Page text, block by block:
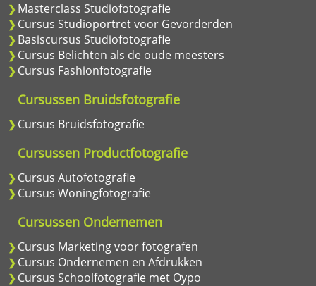
Masterclass Studiofotografie
Cursus Studioportret voor Gevorderden
Basiscursus Studiofotografie
Cursus Belichten als de oude meesters
Cursus Fashionfotografie
Cursussen Bruidsfotografie
Cursus Bruidsfotografie
Cursussen Productfotografie
Cursus Autofotografie
Cursus Woningfotografie
Cursussen Ondernemen
Cursus Marketing voor fotografen
Cursus Ondernemen en Afdrukken
Cursus Schoolfotografie met Oypo